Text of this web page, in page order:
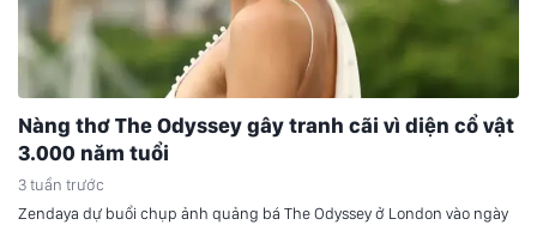
Nàng thơ The Odyssey gây tranh cãi vì diện cổ vật
3.000 năm tuổi
3 tuần trước
Zendaya dự buổi chụp ảnh quảng bá The Odyssey ở London vào ngày